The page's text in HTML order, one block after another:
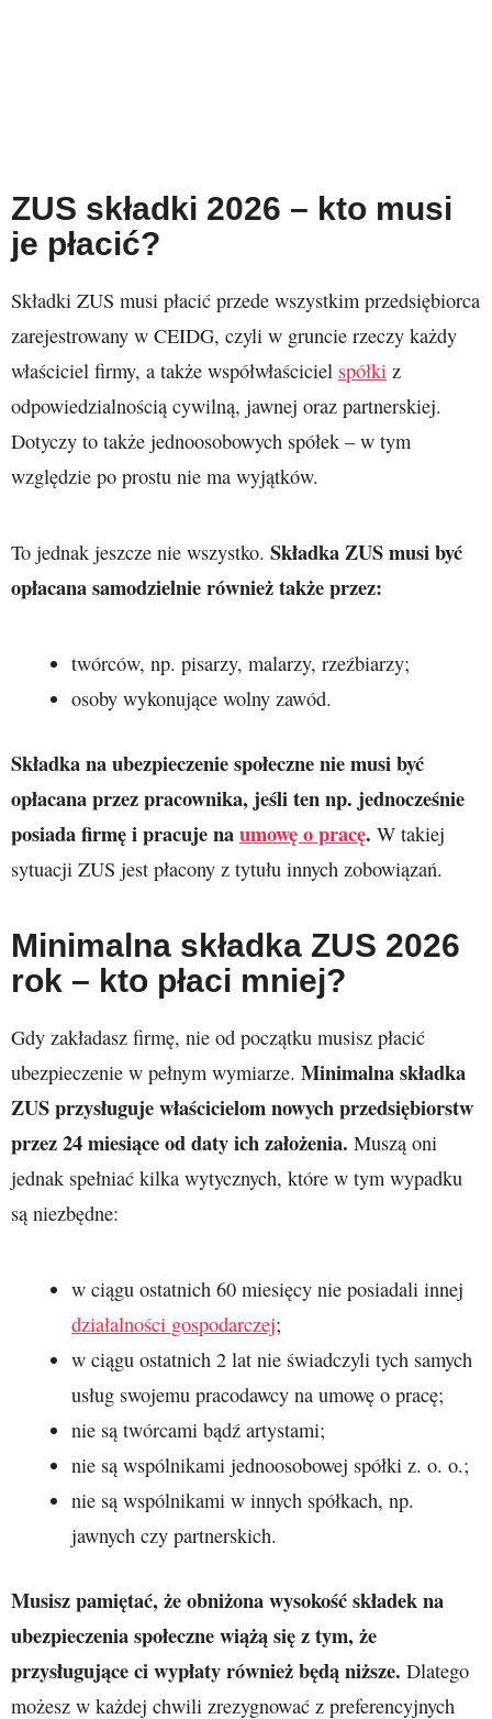
ZUS składki 2026 – kto musi
je płacić?
Składki ZUS musi płacić przede wszystkim przedsiębiorca
zarejestrowany w CEIDG, czyli w gruncie rzeczy każdy
właściciel firmy, a także współwłaściciel spółki z
odpowiedzialnością cywilną, jawnej oraz partnerskiej.
Dotyczy to także jednoosobowych spółek – w tym
względzie po prostu nie ma wyjątków.
To jednak jeszcze nie wszystko. Składka ZUS musi być
opłacana samodzielnie również także przez:
twórców, np. pisarzy, malarzy, rzeźbiarzy;
osoby wykonujące wolny zawód.
Składka na ubezpieczenie społeczne nie musi być
opłacana przez pracownika, jeśli ten np. jednocześnie
posiada firmę i pracuje naumowę o pracę. W takiej
sytuacji ZUS jest płacony z tytułu innych zobowiązań.
Minimalna składka ZUS 2026
rok – kto płaci mniej?
Gdy zakładasz firmę, nie od początku musisz płacić
ubezpieczenie w pełnym wymiarze. Minimalna składka
ZUS przysługuje właścicielom nowych przedsiębiorstw
przez 24 miesiące od daty ich założenia. Muszą oni
jednak spełniać kilka wytycznych, które w tym wypadku
są niezbędne:
w ciągu ostatnich 60 miesięcy nie posiadali innej
działalności gospodarczej;
w ciągu ostatnich 2 lat nie świadczyli tych samych
usług swojemu pracodawcy na umowę o pracę;
nie są twórcami bądź artystami;
nie są wspólnikami jednoosobowej spółki z. o. o.;
nie są wspólnikami w innych spółkach, np.
jawnych czy partnerskich.
Musisz pamiętać, że obniżona wysokość składek na
ubezpieczenia społeczne wiążą się z tym, że
przysługujące ci wypłaty również będą niższe. Dlatego
możesz w każdej chwili zrezygnować z preferencyjnych